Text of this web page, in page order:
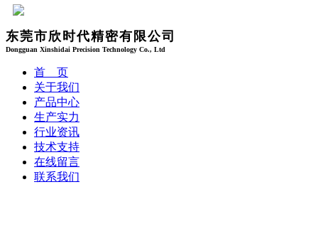
东莞市欣时代精密有限公司
Dongguan Xinshidai Precision Technology Co., Ltd
首 页
关于我们
产品中心
生产实力
行业资讯
技术支持
在线留言
联系我们